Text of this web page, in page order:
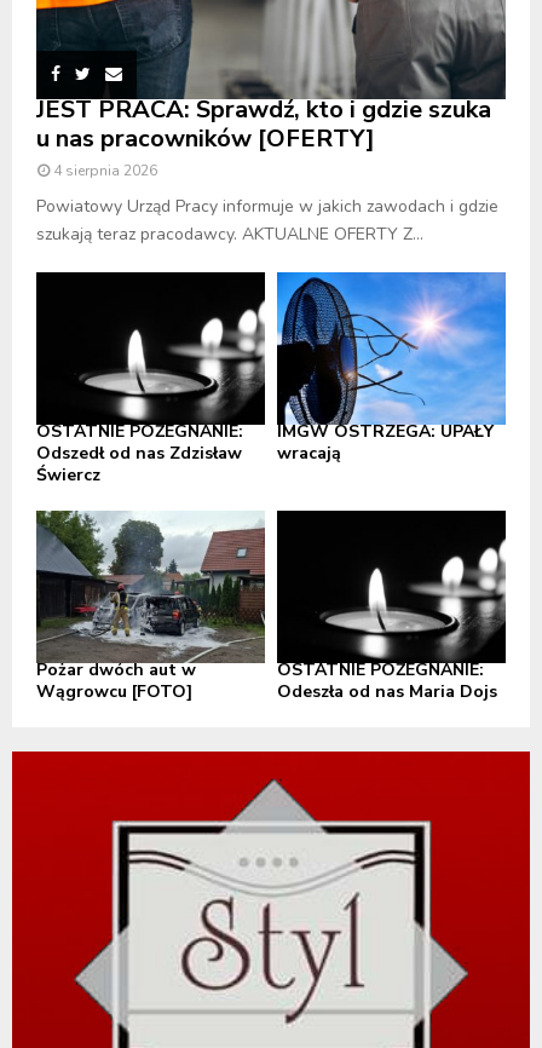
JEST PRACA: Sprawdź, kto i gdzie szuka
u nas pracowników [OFERTY]
4 sierpnia 2026
Powiatowy Urząd Pracy informuje w jakich zawodach i gdzie
szukają teraz pracodawcy. AKTUALNE OFERTY Z...
OSTATNIE POŻEGNANIE:
Odszedł od nas Zdzisław
Świercz
IMGW OSTRZEGA: UPAŁY
wracają
Pożar dwóch aut w
Wągrowcu [FOTO]
OSTATNIE POŻEGNANIE:
Odeszła od nas Maria Dojs